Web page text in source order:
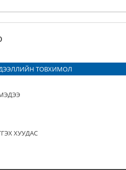
ТОВХИМОЛ
ХУУДАС